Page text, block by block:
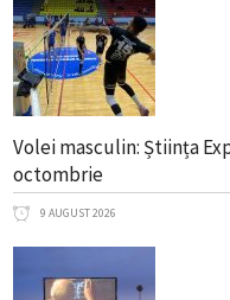
Volei masculin: Știința
octombrie
9 AUGUST 2026